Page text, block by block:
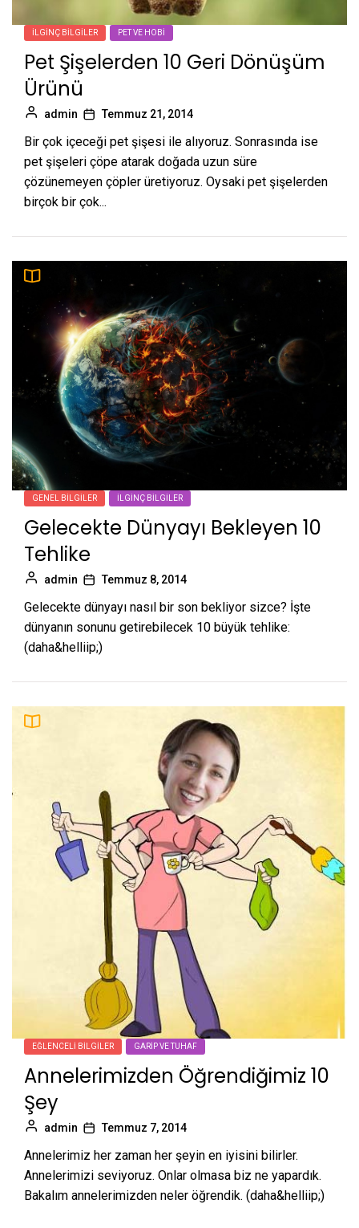
İLGINÇ BILGILER PET VE HOBI
Pet Şişelerden 10 Geri Dönüşüm
Ürünü
admin Temmuz 21, 2014
Bir çok içeceği pet şişesi ile alıyoruz. Sonrasında ise
pet şişeleri çöpe atarak doğada uzun süre
çözünemeyen çöpler üretiyoruz. Oysaki pet şişelerden
birçok bir çok...
GENEL BILGILER İLGINÇ BILGILER
Gelecekte Dünyayı Bekleyen 10
Tehlike
admin Temmuz 8, 2014
Gelecekte dünyayı nasıl bir son bekliyor sizce? İşte
dünyanın sonunu getirebilecek 10 büyük tehlike:
(daha&helliip;)
EĞLENCELI BILGILER GARIP VE TUHAF
Annelerimizden Öğrendiğimiz 10
Şey
admin Temmuz 7, 2014
Annelerimiz her zaman her şeyin en iyisini bilirler.
Annelerimizi seviyoruz. Onlar olmasa biz ne yapardık.
Bakalım annelerimizden neler öğrendik. (daha&helliip;)